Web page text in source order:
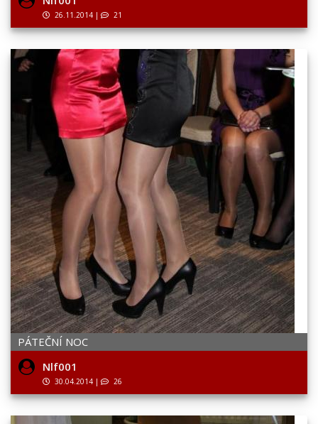
26.11.2014 | 21
PÁTEČNÍ NOC
Nlf001
30.04.2014 | 26